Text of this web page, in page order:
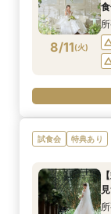
8/11(火)
試食会 特典あり